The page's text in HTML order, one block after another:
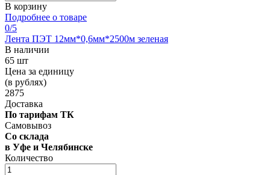
В корзину
Подробнее о товаре
0/5
Лента ПЭТ 12мм*0,6мм*2500м зеленая
В наличии
65 шт
Цена за единицу
(в рублях)
2875
Доставка
По тарифам ТК
Самовывоз
Со склада
в Уфе и Челябинске
Количество